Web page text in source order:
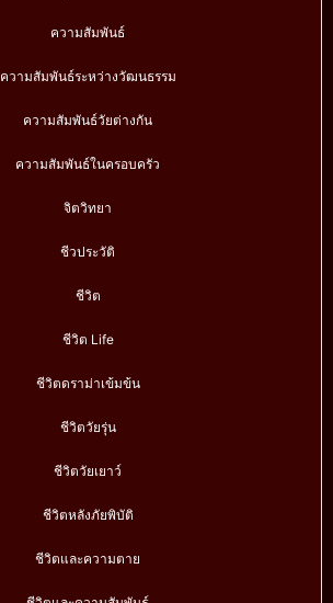
ความสัมพันธ์
ความสัมพันธ์ระหว่างวัฒนธรรม
ความสัมพันธ์วัยต่างกัน
ความสัมพันธ์ในครอบครัว
จิตวิทยา
ชีวประวัติ
ชีวิต
ชีวิต Life
ชีวิตดราม่าเข้มข้น
ชีวิตวัยรุ่น
ชีวิตวัยเยาว์
ชีวิตหลังภัยพิบัติ
ชีวิตและความตาย